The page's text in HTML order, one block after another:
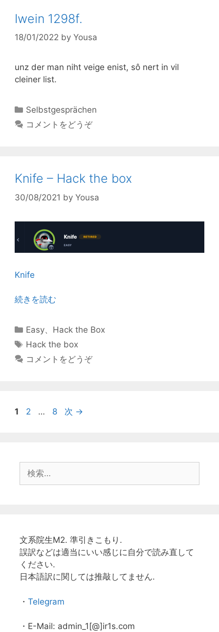
Iwein 1298f.
18/01/2022 by Yousa
unz der man niht veige enist, sô nert in vil
cleiner list.
カ
テ
Selbstgesprächen
コメントをどうぞ
Knife – Hack the box
30/08/2021 by Yousa
Knife
続きを読む
カ
テ
リ
Easy、 Hack the Box
タ
グ
Hack the box
コメントをどうぞ
ペ
1
ペ
2 …
ペ
8 次 →
索:
文系院生M2. 準引きこもり.
誤訳などは適当にいい感じに自分で読み直して
ください.
日本語訳に関しては推敲してません.
・ Telegram
・E-Mail: admin_1[@]ir1s.com